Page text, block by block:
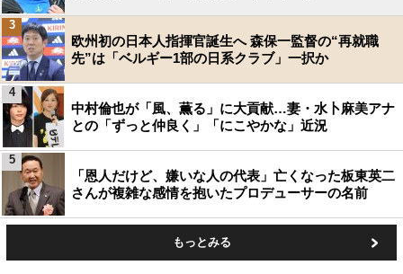
欧州初の日本人指揮官誕生へ 森保一監督の“再就職
先”は「ベルギー1部の日系クラブ」一択か
3
中村倫也が「風、薫る」に大貢献…妻・水卜麻美アナ
との「ずっと仲良く」「にこやかな」近況
4
「恩人だけど、嫌いな人の代表」亡くなった板東英二
さんが複雑な感情を抱いたプロデューサーの名前
5
もっとみる